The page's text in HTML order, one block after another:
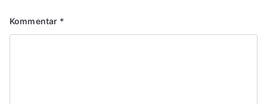
Kommentar *